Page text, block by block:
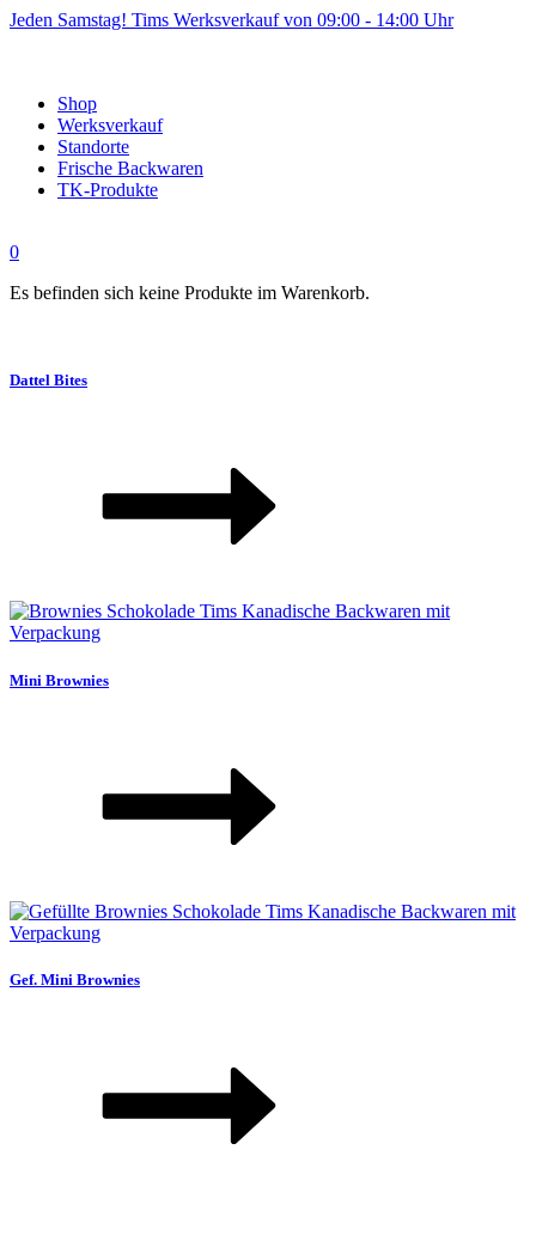
Jeden Samstag! Tims Werksverkauf von 09:00 - 14:00 Uhr
Shop
Werksverkauf
Standorte
Frische Backwaren
TK-Produkte
0
Es befinden sich keine Produkte im Warenkorb.
Dattel Bites
Mini Brownies
Gef. Mini Brownies